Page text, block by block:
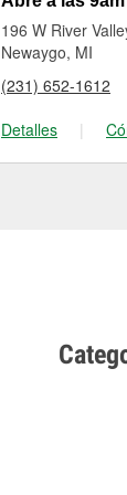
196 W River
Newaygo, MI
(231) 652-1612
Detalles
|